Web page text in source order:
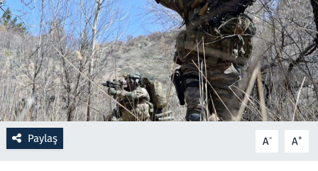
Paylaş A- A+
Ramazan
Resmi İlanlar
Rüya Tabirleri
Sağlık
Savunma Sanayi